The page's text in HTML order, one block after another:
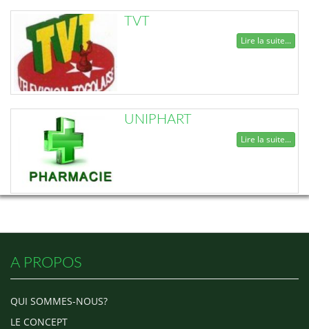
TVT
Lire la suite...
UNIPHART
Lire la suite...
A PROPOS
QUI SOMMES-NOUS?
LE CONCEPT